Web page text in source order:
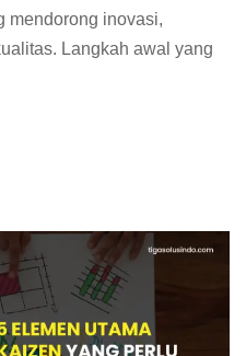
mendorong inovasi,
Langkah awal yang